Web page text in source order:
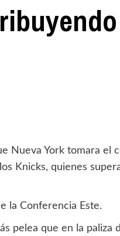
Nueva York tomara el
Knicks, quienes
la Conferencia Este.
pelea que en la paliza